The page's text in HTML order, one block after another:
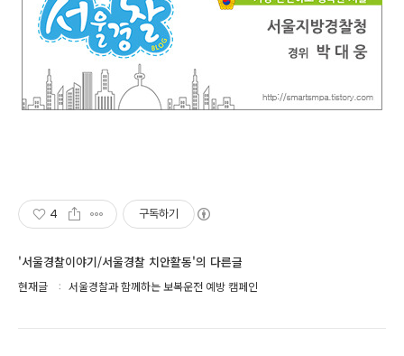
4 구독하기
'서울경찰이야기/서울경찰 치안활동'의 다른글
현재글 서울경찰과 함께하는 보복운전 예방 캠페인